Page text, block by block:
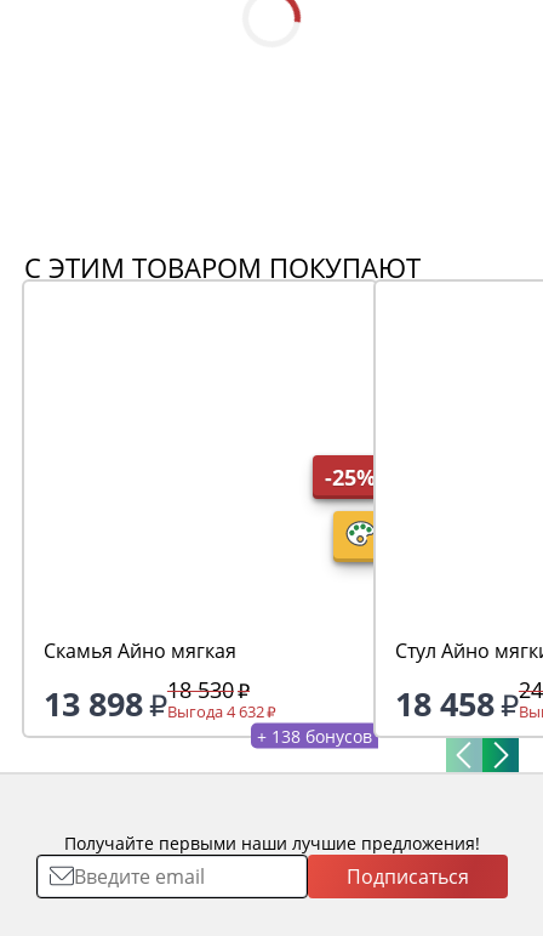
С ЭТИМ ТОВАРОМ ПОКУПАЮТ
-25%
Скамья Айно мягкая
13 898 18 530
Выгода 4 632
+ 138 бонусов
Стул Айно
18 458
Получайте первыми наши лучшие предложения!
Подписаться